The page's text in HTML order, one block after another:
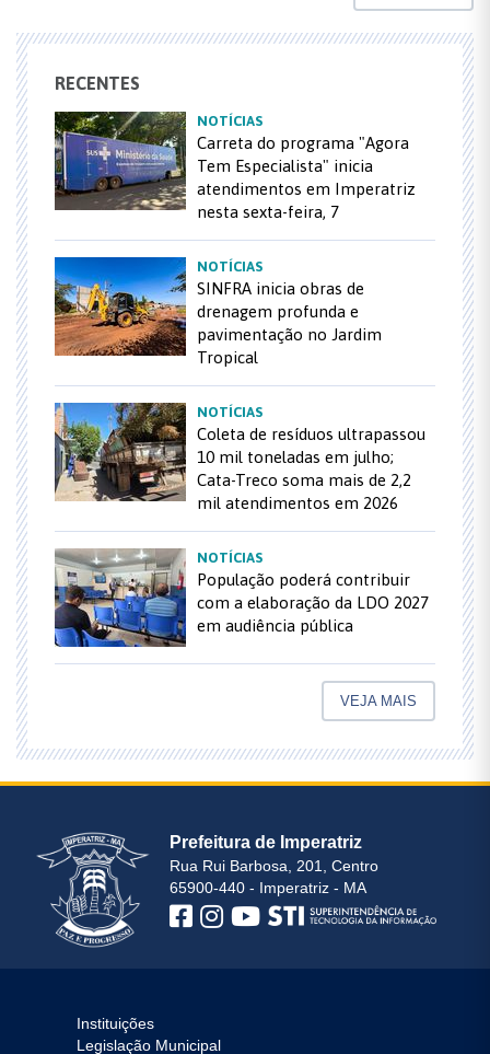
RECENTES
NOTÍCIAS
Carreta do programa "Agora
Tem Especialista" inicia
atendimentos em Imperatriz
nesta sexta-feira, 7
NOTÍCIAS
SINFRA inicia obras de
drenagem profunda e
pavimentação no Jardim
Tropical
NOTÍCIAS
Coleta de resíduos ultrapassou
10 mil toneladas em julho;
Cata-Treco soma mais de 2,2
mil atendimentos em 2026
NOTÍCIAS
População poderá contribuir
com a elaboração da LDO 2027
em audiência pública
VEJA MAIS
Prefeitura de Imperatriz
Rua Rui Barbosa, 201, Centro
65900-440 - Imperatriz - MA
Instituições
Legislação Municipal